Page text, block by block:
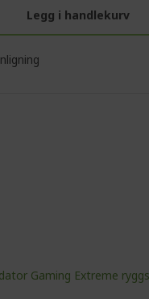
Legg i handlekurv